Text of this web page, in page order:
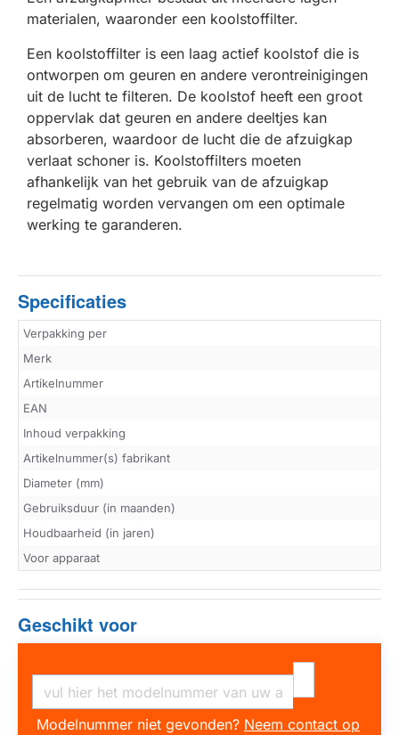
materialen, waaronder een koolstoffilter.
Een koolstoffilter is een laag actief koolstof die is
ontworpen om geuren en andere verontreinigingen
uit de lucht te filteren. De koolstof heeft een groot
oppervlak dat geuren en andere deeltjes kan
absorberen, waardoor de lucht die de afzuigkap
verlaat schoner is. Koolstoffilters moeten
afhankelijk van het gebruik van de afzuigkap
regelmatig worden vervangen om een optimale
werking te garanderen.
Specificaties
Verpakking per
Merk
Artikelnummer
EAN
Inhoud verpakking
Artikelnummer(s) fabrikant
Diameter (mm)
Gebruiksduur (in maanden)
Houdbaarheid (in jaren)
Voor apparaat
Geschikt voor
Modelnummer niet gevonden? Neem contact op